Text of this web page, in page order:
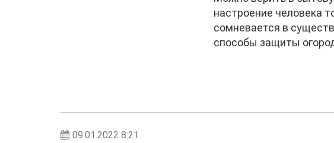
настроение человека
сомневается в
способы защиты
09.01.2022 8:21